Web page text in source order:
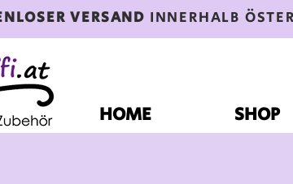
VERSAND INNERHALB
HOME SHOP